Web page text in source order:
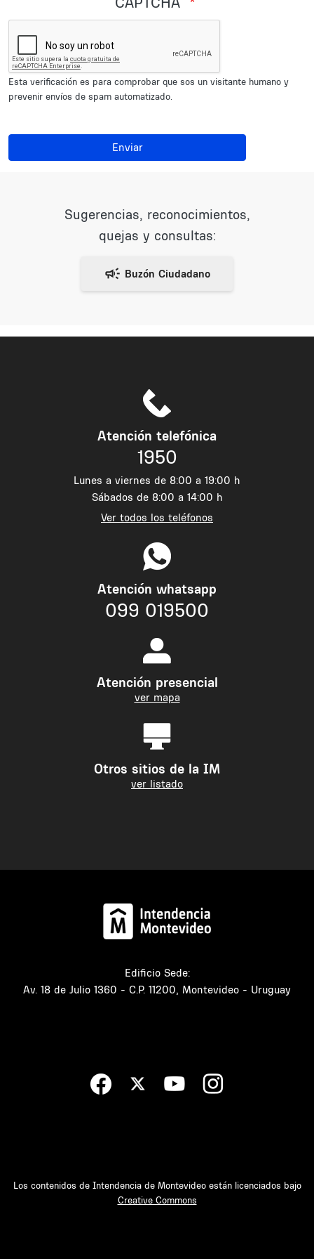
Esta verificación es para comprobar que sos un visitante humano y
prevenir envíos de spam automatizado.
Enviar
Sugerencias, reconocimientos,
quejas y consultas:
Atención telefónica
1950
Lunes a viernes de 8:00 a 19:00 h
Sábados de 8:00 a 14:00 h
Ver todos los teléfonos
Atención whatsapp
099 019500
Atención presencial
ver mapa
Otros sitios de la IM
ver listado
Edificio Sede:
Av. 18 de Julio 1360 - C.P. 11200, Montevideo - Uruguay
Los contenidos de Intendencia de Montevideo están licenciados bajo
Creative Commons